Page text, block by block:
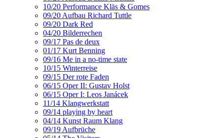
10/20 Performance Kläs & Gomes
09/20 Aufbau Richard Tuttle
09/20 Dark Red
04/20 Bilderrechen
09/17 Pas de deux
01/17 Kurt Benning
09/16 Me in a no-time state
10/15 Winterreise
09/15 Der rote Faden
06/15 Oper II: Gustav Holst
06/15 Oper I: Leos Janácek
11/14 Klangwerkstatt
09/14 playing by heart
04/14 Kunst Raum Klang
09/19 Aufbrüche